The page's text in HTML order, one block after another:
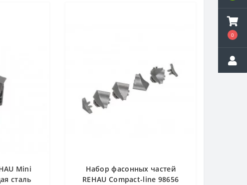
0
Mini
сталь
Набор фасонных частей
REHAU Compact-line 98656